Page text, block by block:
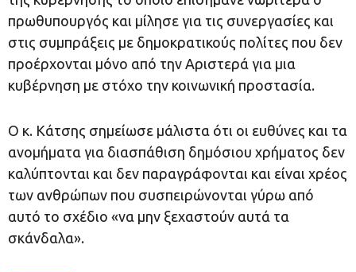
πρωθυπουργός και μίλησε για τις συνεργασίες και
στις συμπράξεις με δημοκρατικούς πολίτες που δεν
προέρχονται μόνο από την Αριστερά για μια
κυβέρνηση με στόχο την κοινωνική προστασία.
Ο κ. Κάτσης σημείωσε μάλιστα ότι οι ευθύνες και τα
ανομήματα για διασπάθιση δημόσιου χρήματος δεν
καλύπτονται και δεν παραγράφονται και είναι χρέος
των ανθρώπων που συσπειρώνονται γύρω από
αυτό το σχέδιο «να μην ξεχαστούν αυτά τα
σκάνδαλα».